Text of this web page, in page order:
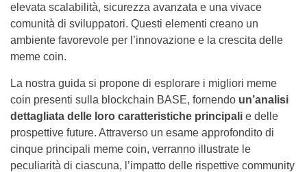
elevata scalabilità, sicurezza avanzata e una vivace
comunità di sviluppatori. Questi elementi creano un
ambiente favorevole per l’innovazione e la crescita delle
meme coin.
La nostra guida si propone di esplorare i migliori meme
coin presenti sulla blockchain BASE, fornendo un’analisi
dettagliata delle loro caratteristiche principali e delle
prospettive future. Attraverso un esame approfondito di
cinque principali meme coin, verranno illustrate le
peculiarità di ciascuna, l’impatto delle rispettive community